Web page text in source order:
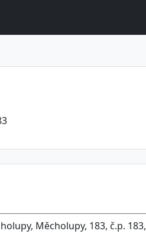
Měcholupy, 183, č.p. 183,